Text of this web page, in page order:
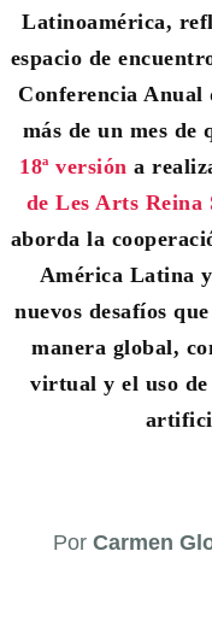
Latinoamérica,
espacio de
Conferencia Anual
más de un mes de
18ª versión a
de Les Arts Reina
aborda la
América Latina
nuevos desafíos
manera global,
virtual y el uso
Por Carmen